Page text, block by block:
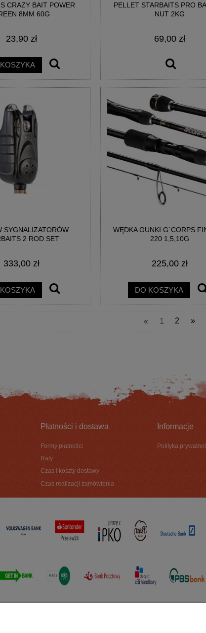
X7 CARP METHOD
HACZYKI MATRIX X7 CARP METHOD
DO KOSZYKA
NINJA MATCH
zł
KOŁOWROTEK DAIWA 25 CALDIA FC
728,10 zł
Cena regularna: 809,00 zł
CRAZY BAIT POWER
8MM 60G
23,90 zł
PELLET STARBAITS PRO
NUT 2KG
69,00 zł
SYGNALIZATORÓW
2 ROD SET
333,00 zł
WĘDKA GUNKI G`CORPS
220 1,5,10G
225,00 zł
DO KOSZYKA
« 1 2 »
Płatności i dostawa
Formy płatności
Raty
Czas i koszty dostawy
Czas realizacji zamówienia
Informacje
Polityka